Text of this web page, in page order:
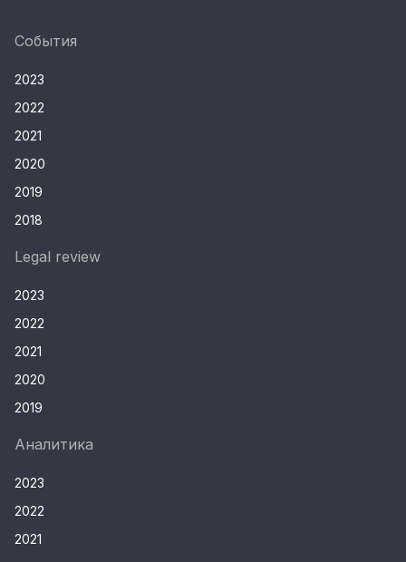
События
2023
2022
2021
2020
2019
2018
Legal review
2023
2022
2021
2020
2019
Аналитика
2023
2022
2021